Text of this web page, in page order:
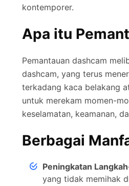
kontemporer.
Apa itu
Pemantauan dashcam
dashcam, yang terus
terkadang kaca belakang
untuk merekam momen-
keselamatan, keamanan,
Berbagai
Peningkatan
yang tidak memihak